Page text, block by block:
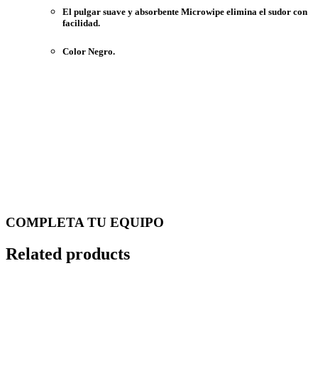
El pulgar suave y absorbente Microwipe elimina el sudor con
facilidad.
Color Negro.
COMPLETA TU EQUIPO
Related products